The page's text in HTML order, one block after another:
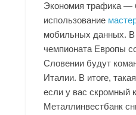
Экономия трафика —
использование
мобильных данных. В
чемпионата Европы
Словении будут
Италии. В итоге,
если у вас скромный
Металлинвестбанк